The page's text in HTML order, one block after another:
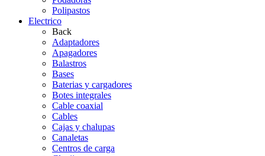
Polipastos
Electrico
Back
Adaptadores
Apagadores
Balastros
Bases
Baterias y cargadores
Botes integrales
Cable coaxial
Cables
Cajas y chalupas
Canaletas
Centros de carga